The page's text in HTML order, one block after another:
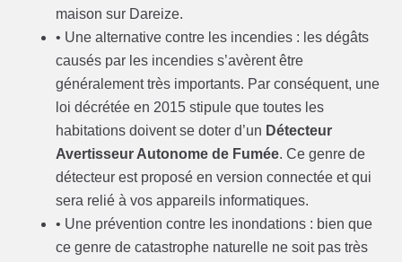
maison sur Dareize.
• Une alternative contre les incendies : les dégâts
causés par les incendies s’avèrent être
généralement très importants. Par conséquent, une
loi décrétée en 2015 stipule que toutes les
habitations doivent se doter d’un Détecteur
Avertisseur Autonome de Fumée. Ce genre de
détecteur est proposé en version connectée et qui
sera relié à vos appareils informatiques.
• Une prévention contre les inondations : bien que
ce genre de catastrophe naturelle ne soit pas très